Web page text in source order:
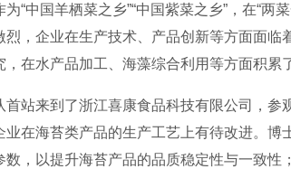
中国羊栖菜之乡”“中国紫菜之乡”，在“两
烈，企业在生产技术、产品创新等方面面
，在水产品加工、海藻综合利用等方面积累
来到了浙江喜康食品科技有限公司，参
业在海苔类产品的生产工艺上有待改进。
数，以提升海苔产品的品质稳定性与一致